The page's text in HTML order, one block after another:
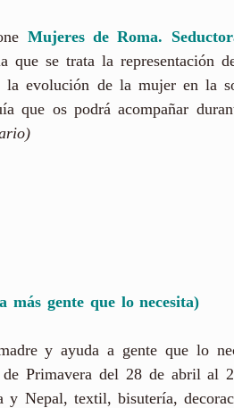
Mujeres de Roma.
que se trata la representación
evolución de la mujer en la
que os podrá acompañar
gente que lo necesita)
y ayuda a gente que lo
Primavera del 28 de abril al
y Nepal, textil, bisutería,